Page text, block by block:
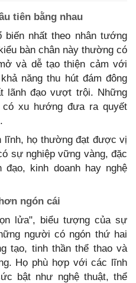
tiên bằng nhau
nhất theo nhân tướng
bàn chân này thường có
và dễ tạo thiện cảm với
năng thu hút đám đông
lãnh đạo vượt trội. Những
xu hướng đưa ra quyết
họ thường đạt được vị
sự nghiệp vững vàng, đặc
kinh doanh hay nghệ
ngón cái
lửa", biểu tượng của sự
người có ngón thứ hai
tạo, tinh thần thể thao và
Họ phù hợp với các lĩnh
bật như nghệ thuật, thể